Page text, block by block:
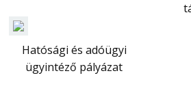
Hatósági és adóügyi
ügyintéző pályázat